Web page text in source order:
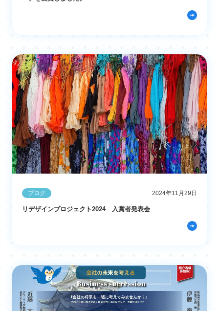
ブログ 2024年11月29日
リデザインプロジェクト2024 入賞者発表会